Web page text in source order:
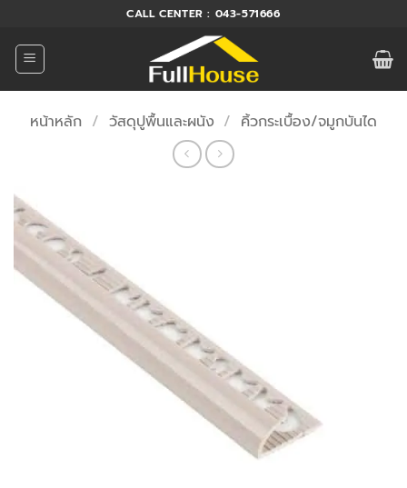
ยัง
เนื้อหา
CALL CENTER : 043-571666
หน้าหลัก / วัสดุปูพื้นและผนัง / คิ้วกระเบื้อง/จมูกบันได